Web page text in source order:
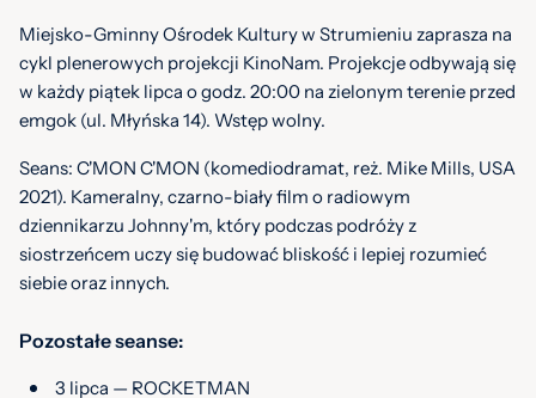
Miejsko-Gminny Ośrodek Kultury w Strumieniu zaprasza na
cykl plenerowych projekcji KinoNam. Projekcje odbywają się
w każdy piątek lipca o godz. 20:00 na zielonym terenie przed
emgok (ul. Młyńska 14). Wstęp wolny.
Seans: C'MON C'MON (komediodramat, reż. Mike Mills, USA
2021). Kameralny, czarno-biały film o radiowym
dziennikarzu Johnny'm, który podczas podróży z
siostrzeńcem uczy się budować bliskość i lepiej rozumieć
siebie oraz innych.
Pozostałe seanse:
3 lipca — ROCKETMAN